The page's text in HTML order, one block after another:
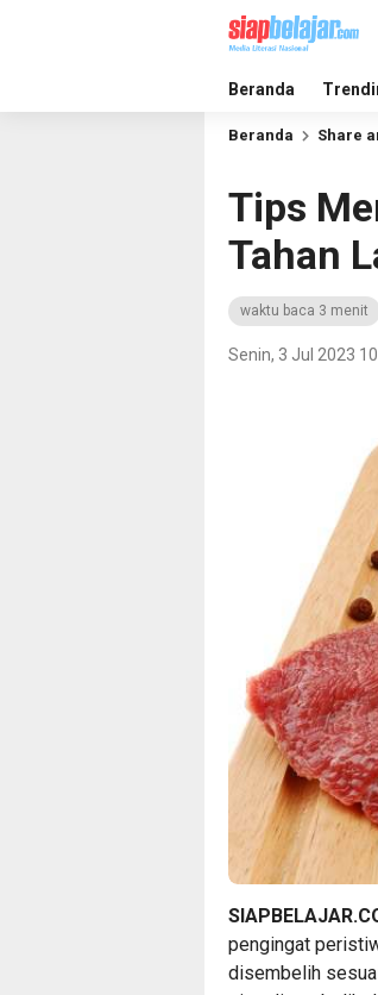
Beranda
Beranda Share
Tips
Tahan
waktu baca 3 menit
Senin, 3 Jul 2023
pengingat
disembelih